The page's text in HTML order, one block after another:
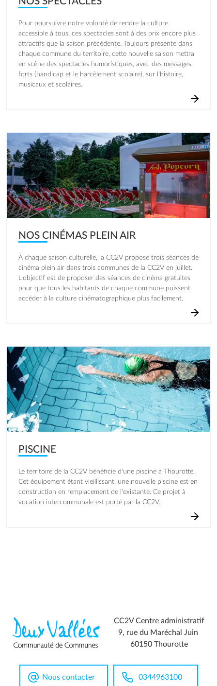
Pour poursuivre notre volonté de rendre la culture
accessible à tous, ces spectacles sont à des prix encore plus
attractifs que la saison précédente. Toujours présente dans
chaque commune du territoire, cette nouvelle saison mettra
en scène des spectacles humoristiques, avec des messages
forts (handicap et le harcèlement scolaire), sur l’histoire,
musicaux et scolaires.
NOS CINÉMAS PLEIN AIR
À chaque saison culturelle, la CC2V propose trois séances de
cinéma plein air dans trois communes de la CC2V en juillet.
L'objectif est de proposer des séances de cinéma gratuites
pour que tous les habitants de chaque commune puissent
accéder à la culture cinématographique plus facilement.
Image
PISCINE
Le territoire de la CC2V bénéficie d'une piscine à Thourotte.
Cet équipement étant vieillissant, une nouvelle piscine est en
construction en remplacement de l'existante. Ce projet à
vocation intercommunale est porté par la CC2V.
CC2V Centre administratif
9, rue du Maréchal Juin
60150 Thourotte
Nous contacter 0344963100